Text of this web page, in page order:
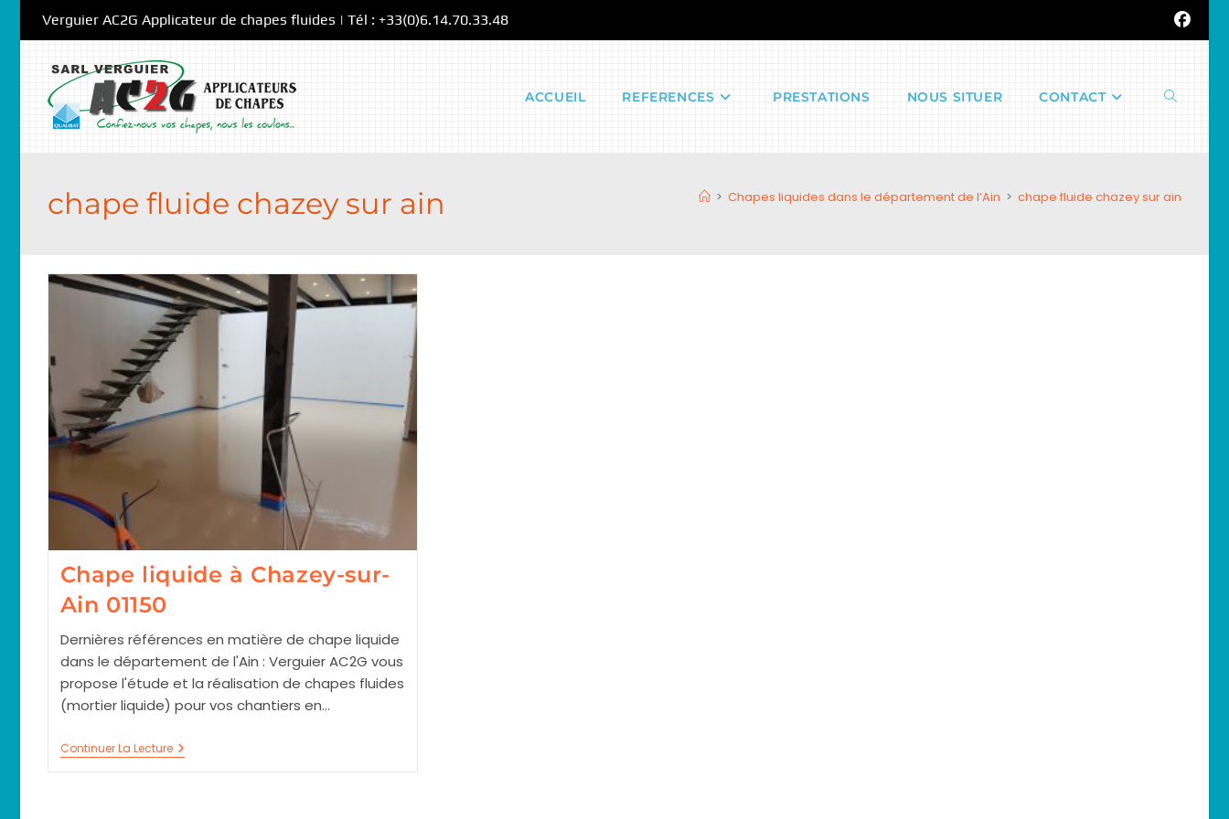
Verguier AC2G Applicateur de chapes fluides | Tél : +33(0)6.14.70.33.48
ACCUEIL REFERENCES PRESTATIONS NOUS SITUER CONTACT Toggle
chape fluide chazey sur ain > Chapes liquides dans le département de l’Ain > chape fluide chazey sur ain
Chape liquide à Chazey-sur-
Ain 01150
Dernières références en matière de chape liquide
dans le département de l'Ain : Verguier AC2G vous
propose l'étude et la réalisation de chapes fluides
(mortier liquide) pour vos chantiers en…
Continuer La LectureChape
Liquide